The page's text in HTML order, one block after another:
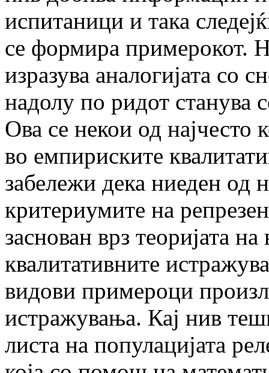
испитаници и така
се формира примерокот.
изразува аналогијата со
надолу по ридот станува
Ова се некои од
во емпириските
забележи дека ниеден од
критериумите на
заснован врз теоријата
квалитативните
видови примероци
истражувања. Кај нив
листа на популацијата